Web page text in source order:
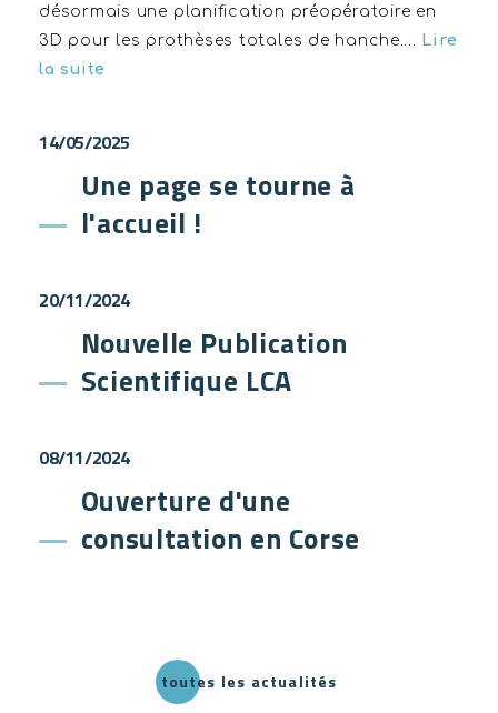
désormais une planification préopératoire en
3D pour les prothèses totales de hanche.… Lire
la suite
14/05/2025
Une page se tourne à
l'accueil !
20/11/2024
Nouvelle Publication
Scientifique LCA
08/11/2024
Ouverture d'une
consultation en Corse
toutes les actualités